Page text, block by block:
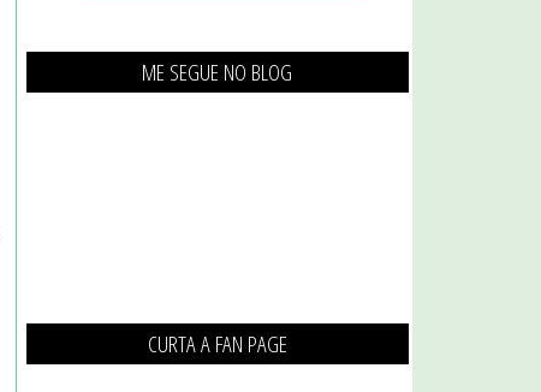
ME SEGUE NO BLOG
CURTA A FAN PAGE